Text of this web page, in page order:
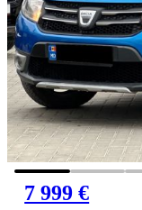
7 999 €